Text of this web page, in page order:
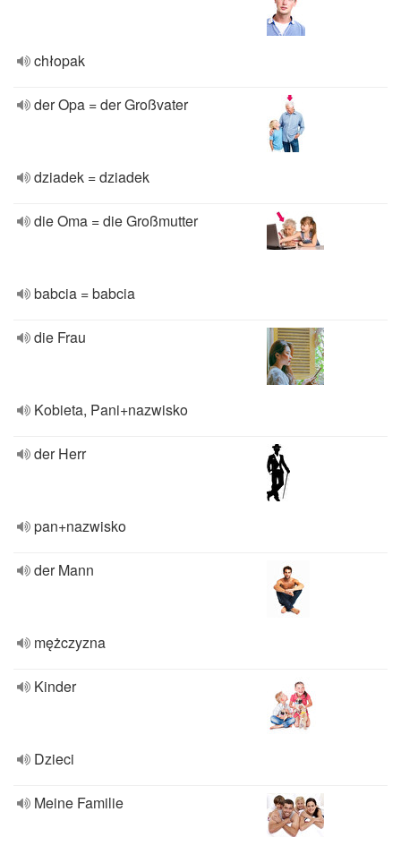
chłopak
der Opa = der Großvater
dziadek = dziadek
die Oma = die Großmutter
babcia = babcia
die Frau
Kobieta, Pani+nazwisko
der Herr
pan+nazwisko
der Mann
mężczyzna
Kinder
Dzieci
Meine Familie